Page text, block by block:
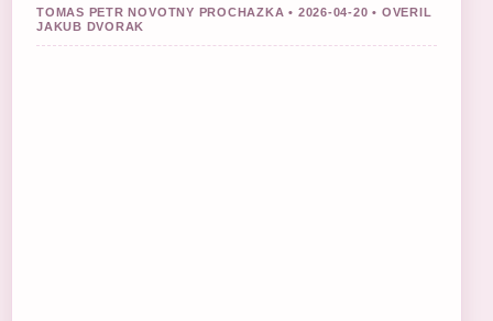
TOMAS PETR NOVOTNY PROCHAZKA • 2026-04-20 • OVERIL
JAKUB DVORAK